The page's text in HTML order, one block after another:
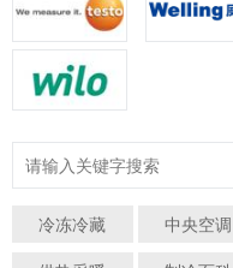
冷冻冷藏 中央空调